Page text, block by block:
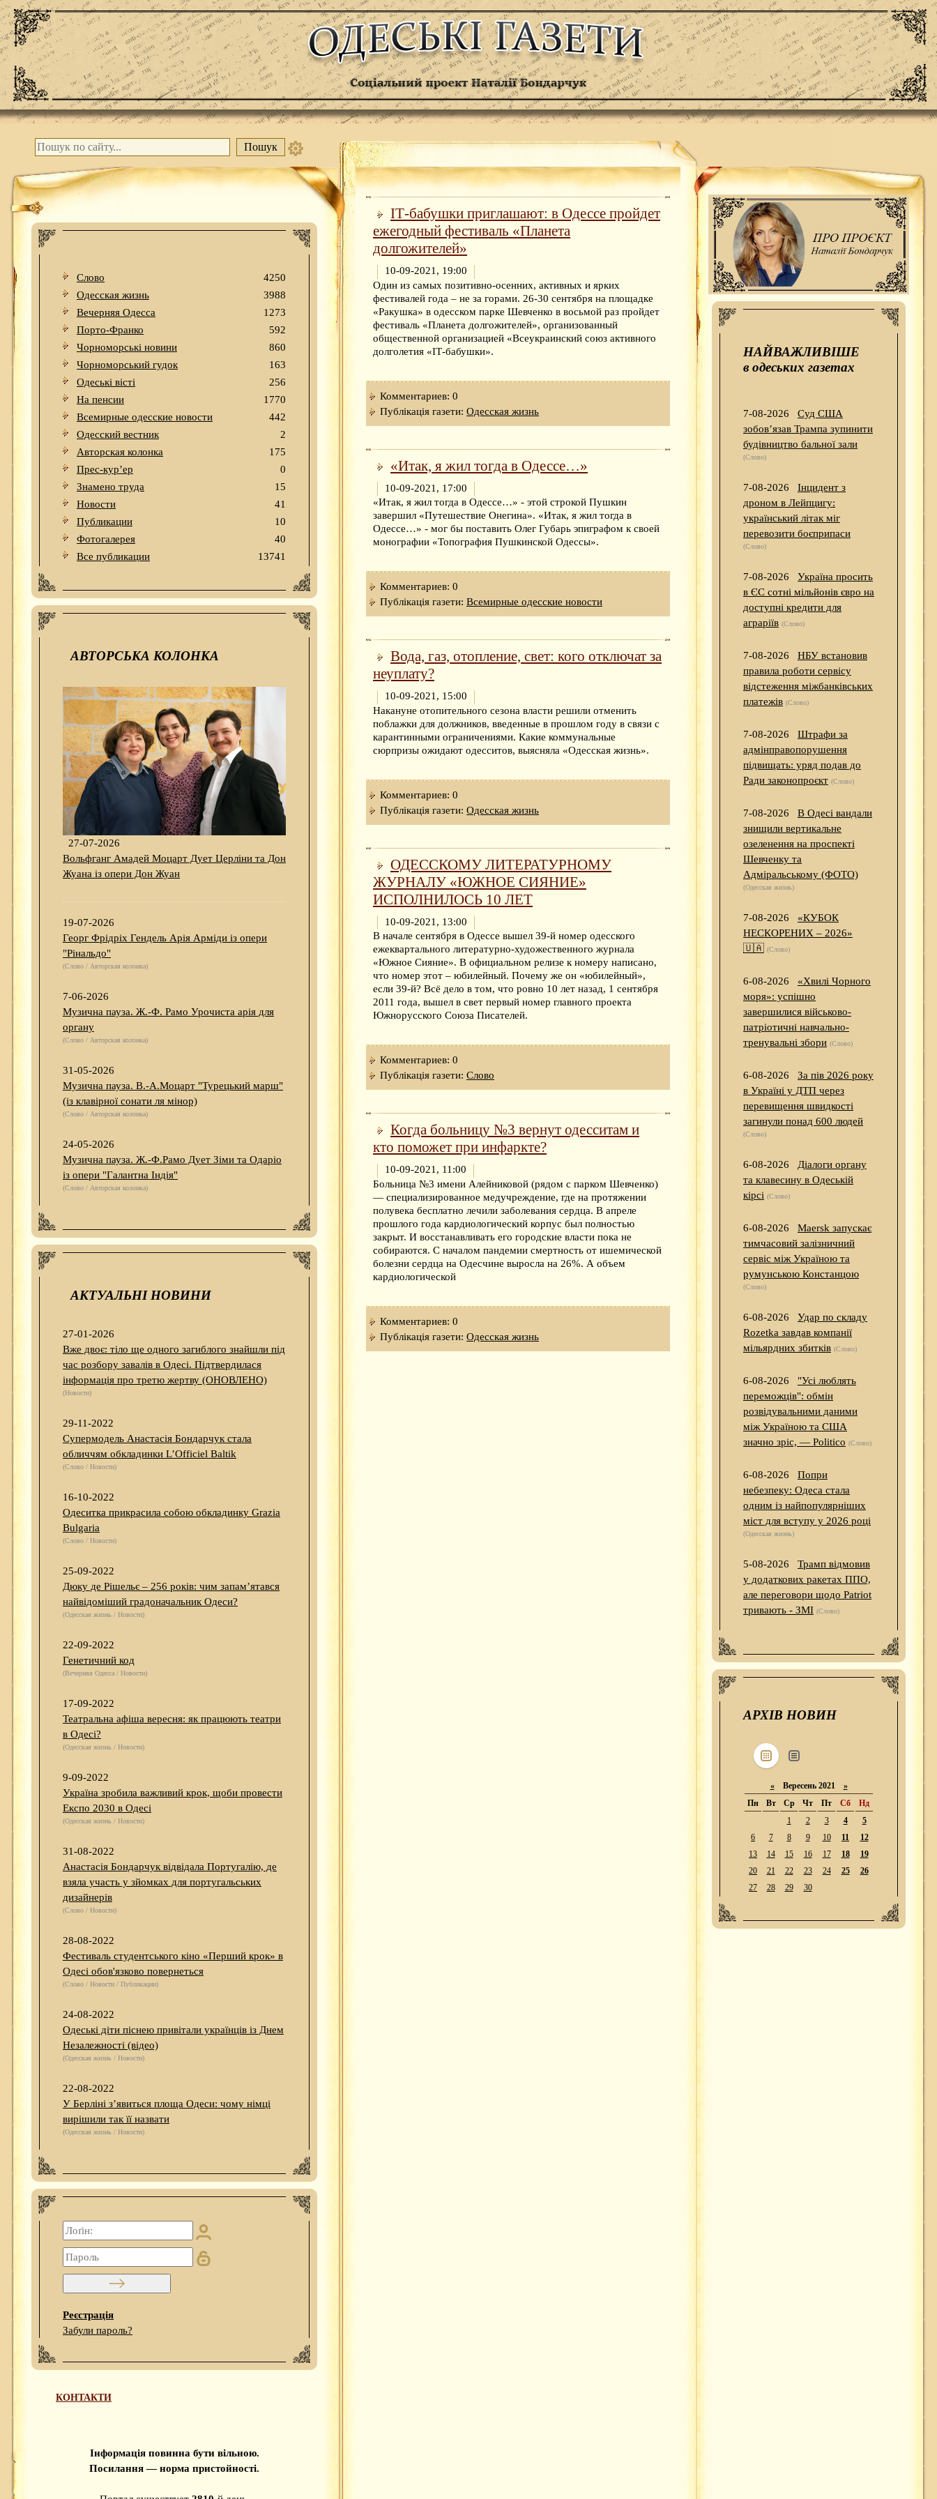
Слово
4250
Одесская жизнь
3988
Вечерняя Одесса
1273
Порто-Франко
592
Чорноморські новини
860
Чорноморський гудок
163
Одеськi вiстi
256
На пенсии
1770
Всемирные одесские новости
442
Одесский вестник
2
Авторская колонка
175
Прес-кур’ер
0
Знамено труда
15
Новости
41
Публикации
10
Фотогалерея
40
Все публикации
13741
АВТОРСЬКА КОЛОНКА
27-07-2026
Вольфганг Амадей Моцарт Дует Церліни та Дон
Жуана із опери Дон Жуан
19-07-2026
Георг Фрідріх Гендель Арія Арміди із опери
"Рінальдо"
(Слово / Авторская колонка)
7-06-2026
Музична пауза. Ж.-Ф. Рамо Урочиста арія для
органу
(Слово / Авторская колонка)
31-05-2026
Музична пауза. В.-А.Моцарт "Турецький марш"
(із клавірної сонати ля мінор)
(Слово / Авторская колонка)
24-05-2026
Музична пауза. Ж.-Ф.Рамо Дует Зіми та Одаріо
із опери "Галантна Індія"
(Слово / Авторская колонка)
АКТУАЛЬНІ НОВИНИ
27-01-2026
Вже двоє: тіло ще одного загиблого знайшли під
час розбору завалів в Одесі. Підтвердилася
інформація про третю жертву (ОНОВЛЕНО)
(Новости)
29-11-2022
Супермодель Анастасія Бондарчук стала
обличчям обкладинки L’Officiel Baltik
(Слово / Новости)
16-10-2022
Одеситка прикрасила собою обкладинку Grazia
Bulgaria
(Слово / Новости)
25-09-2022
Дюку де Рішельє – 256 років: чим запам’ятався
найвідоміший градоначальник Одеси?
(Одесская жизнь / Новости)
22-09-2022
Генетичний код
(Вечерняя Одесса / Новости)
17-09-2022
Театральна афіша вересня: як працюють театри
в Одесі?
(Одесская жизнь / Новости)
9-09-2022
Україна зробила важливий крок, щоби провести
Експо 2030 в Одесі
(Одесская жизнь / Новости)
31-08-2022
Анастасія Бондарчук відвідала Португалію, де
взяла участь у зйомках для португальських
дизайнерів
(Слово / Новости)
28-08-2022
Фестиваль студентського кіно «Перший крок» в
Одесі обов'язково повернеться
(Слово / Новости / Публикации)
24-08-2022
Одеські діти піснею привітали українців із Днем
Незалежності (відео)
(Одесская жизнь / Новости)
22-08-2022
У Берліні з’явиться площа Одеси: чому німці
вирішили так її назвати
(Одесская жизнь / Новости)
Реєстрація
Забули пароль?
КОНТАКТИ
Інформація повинна бути вільною.
Посилання — норма пристойності.
ІТ-бабушки приглашают: в Одессе пройдет
ежегодный фестиваль «Планета
долгожителей»
10-09-2021, 19:00
Один из самых позитивно-осенних, активных и ярких
фестивалей года – не за горами. 26-30 сентября на площадке
«Ракушка» в одесском парке Шевченко в восьмой раз пройдет
фестиваль «Планета долгожителей», организованный
общественной организацией «Всеукраинский союз активного
долголетия «ІТ-бабушки».
Комментариев: 0
Публікація газети: Одесская жизнь
«Итак, я жил тогда в Одессе…»
10-09-2021, 17:00
«Итак, я жил тогда в Одессе…» - этой строкой Пушкин
завершил «Путешествие Онегина». «Итак, я жил тогда в
Одессе…» - мог бы поставить Олег Губарь эпиграфом к своей
монографии «Топография Пушкинской Одессы».
Комментариев: 0
Публікація газети: Всемирные одесские новости
Вода, газ, отопление, свет: кого отключат за
неуплату?
10-09-2021, 15:00
Накануне отопительного сезона власти решили отменить
поблажки для должников, введенные в прошлом году в связи с
карантинными ограничениями. Какие коммунальные
сюрпризы ожидают одесситов, выясняла «Одесская жизнь».
Комментариев: 0
Публікація газети: Одесская жизнь
ОДЕССКОМУ ЛИТЕРАТУРНОМУ
ЖУРНАЛУ «ЮЖНОЕ СИЯНИЕ»
ИСПОЛНИЛОСЬ 10 ЛЕТ
10-09-2021, 13:00
В начале сентября в Одессе вышел 39-й номер одесского
ежеквартального литературно-художественного журнала
«Южное Сияние». В официальном релизе к номеру написано,
что номер этот – юбилейный. Почему же он «юбилейный»,
если 39-й? Всё дело в том, что ровно 10 лет назад, 1 сентября
2011 года, вышел в свет первый номер главного проекта
Южнорусского Союза Писателей.
Комментариев: 0
Публікація газети: Слово
Когда больницу №3 вернут одесситам и
кто поможет при инфаркте?
10-09-2021, 11:00
Больница №3 имени Алейниковой (рядом с парком Шевченко)
— специализированное медучреждение, где на протяжении
полувека бесплатно лечили заболевания сердца. В апреле
прошлого года кардиологический корпус был полностью
закрыт. И восстанавливать его городские власти пока не
собираются. С началом пандемии смертность от ишемической
болезни сердца на Одесчине выросла на 26%. А объем
кардиологической
Комментариев: 0
Публікація газети: Одесская жизнь
НАЙВАЖЛИВІШЕ
в одеських газетах
7-08-2026
Суд США
зобов’язав Трампа зупинити
будівництво бальної зали
(Слово)
7-08-2026
Інцидент з
дроном в Лейпцигу:
український літак міг
перевозити боєприпаси
(Слово)
7-08-2026
Україна просить
в ЄС сотні мільйонів євро на
доступні кредити для
аграріїв (Слово)
7-08-2026
НБУ встановив
правила роботи сервісу
відстеження міжбанківських
платежів (Слово)
7-08-2026
Штрафи за
адмінправопорушення
підвищать: уряд подав до
Ради законопроєкт (Слово)
7-08-2026
В Одесі вандали
знищили вертикальне
озеленення на проспекті
Шевченку та
Адміральському (ФОТО)
(Одесская жизнь)
7-08-2026
«КУБОК
НЕСКОРЕНИХ – 2026»
🇺🇦 (Слово)
6-08-2026
«Хвилі Чорного
моря»: успішно
завершилися військово-
патріотичні навчально-
тренувальні збори (Слово)
6-08-2026
За пів 2026 року
в Україні у ДТП через
перевищення швидкості
загинули понад 600 людей
(Слово)
6-08-2026
Діалоги органу
та клавесину в Одеській
кірсі (Слово)
6-08-2026
Maersk запускає
тимчасовий залізничний
сервіс між Україною та
румунською Констанцою
(Слово)
6-08-2026
Удар по складу
Rozetka завдав компанії
мільярдних збитків (Слово)
6-08-2026
"Усі люблять
переможців": обмін
розвідувальними даними
між Україною та США
значно зріс, — Politico (Слово)
6-08-2026
Попри
небезпеку: Одеса стала
одним із найпопулярніших
міст для вступу у 2026 році
(Одесская жизнь)
5-08-2026
Трамп відмовив
у додаткових ракетах ППО,
але переговори щодо Patriot
тривають - ЗМІ (Слово)
АРХІВ НОВИН
«Вересень 2021 »
Пн
Вт Ср Чт Пт Сб
Нд
1
2 3 4
5
6
7 8 9 10 11
12
13
14 15 16 17 18
19
20
21 22 23 24 25
26
27
28 29 30